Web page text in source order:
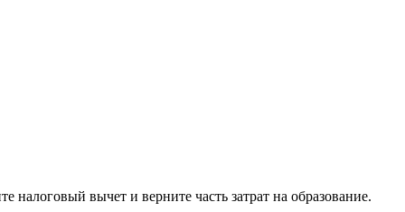
вычет и верните часть затрат на образование.